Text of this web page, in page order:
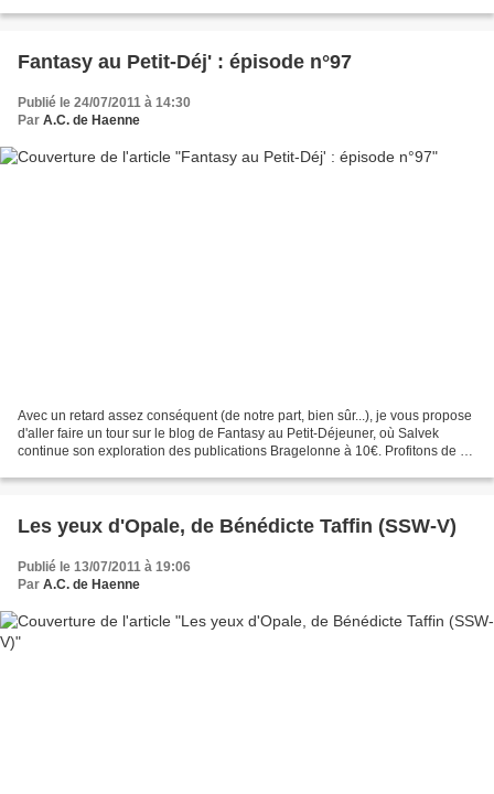
Fantasy au Petit-Déj' : épisode n°97
Publié le 24/07/2011 à 14:30
Par A.C. de Haenne
Avec un retard assez conséquent (de notre part, bien sûr...), je vous propose
d'aller faire un tour sur le blog de Fantasy au Petit-Déjeuner, où Salvek
continue son exploration des publications Bragelonne à 10€. Profitons de ce
Les yeux d'Opale, de Bénédicte Taffin (SSW-V)
Publié le 13/07/2011 à 19:06
Par A.C. de Haenne